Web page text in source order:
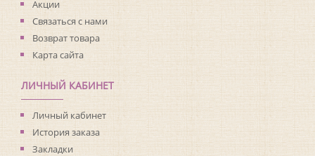
Акции
Связаться с нами
Возврат товара
Карта сайта
ЛИЧНЫЙ КАБИНЕТ
Личный кабинет
История заказа
Закладки